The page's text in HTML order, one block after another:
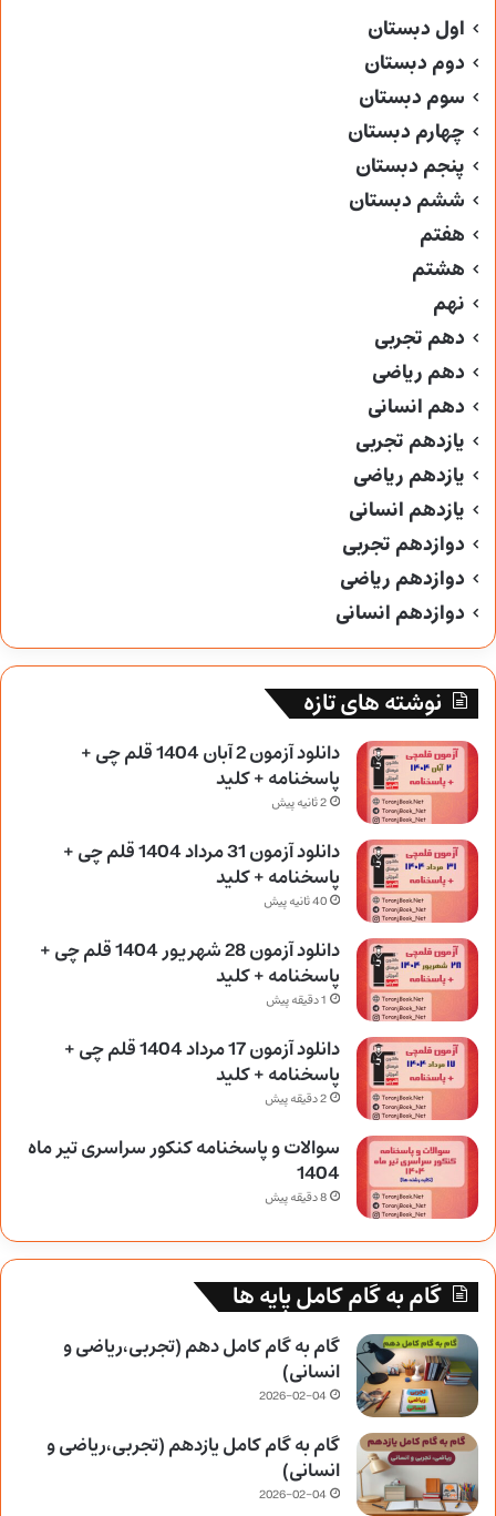
اول دبستان
دوم دبستان
سوم دبستان
چهارم دبستان
پنجم دبستان
ششم دبستان
هفتم
هشتم
نهم
دهم تجربی
دهم ریاضی
دهم انسانی
یازدهم تجربی
یازدهم ریاضی
یازدهم انسانی
دوازدهم تجربی
دوازدهم ریاضی
دوازدهم انسانی
نوشته های تازه
دانلود آزمون 2 آبان 1404 قلم چی +
پاسخنامه + کلید
2 ثانیه پیش
دانلود آزمون 31 مرداد 1404 قلم چی +
پاسخنامه + کلید
40 ثانیه پیش
دانلود آزمون 28 شهریور 1404 قلم چی +
پاسخنامه + کلید
1 دقیقه پیش
دانلود آزمون 17 مرداد 1404 قلم چی +
پاسخنامه + کلید
2 دقیقه پیش
سوالات و پاسخنامه کنکور سراسری تیر ماه
1404
8 دقیقه پیش
گام به گام کامل پایه ها
گام به گام کامل دهم (تجربی،ریاضی و
انسانی)
2026-02-04
گام به گام کامل یازدهم (تجربی،ریاضی و
انسانی)
2026-02-04